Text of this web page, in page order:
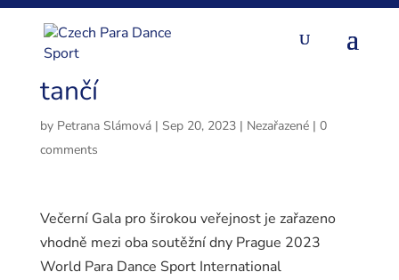
Gala večer aneb Devítka
tančí
by Petrana Slámová| Sep 20, 2023| Nezařazené| 0
comments
Večerní Gala pro širokou veřejnost je zařazeno
vhodně mezi oba soutěžní dny Prague 2023
World Para Dance Sport International